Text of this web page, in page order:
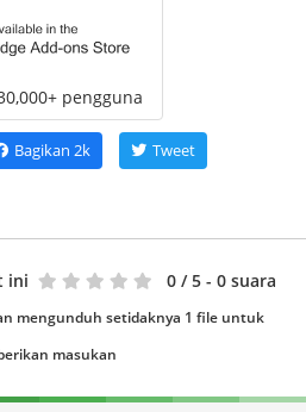
pengguna
Bagikan 2k Tweet
ini 0 / 5 - 0 suara
mengunduh setidaknya 1 file untuk
masukan